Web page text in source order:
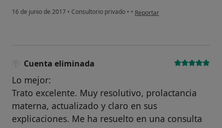
16 de junio de 2017 • Consultorio privado • • en opinión del usuario usuario
Reportar
Cuenta eliminada
Lo mejor:
Trato excelente. Muy resolutivo, prolactancia
materna, actualizado y claro en sus
explicaciones. Me ha resuelto en una consulta